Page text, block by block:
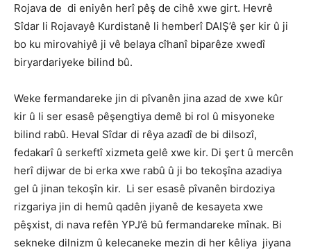
Rojava de di eniyên herî pêş de cihê xwe girt. Hevrê
Sîdar li Rojavayê Kurdistanê li hemberî DAIŞ’ê şer kir û ji
bo ku mirovahiyê ji vê belaya cîhanî biparêze xwedî
biryardariyeke bilind bû.
Weke fermandareke jin di pîvanên jina azad de xwe kûr
kir û li ser esasê pêşengtiya demê bi rol û misyoneke
bilind rabû. Heval Sîdar di rêya azadî de bi dilsozî,
fedakarî û serkeftî xizmeta gelê xwe kir. Di şert û mercên
herî dijwar de bi erka xwe rabû û ji bo tekoşîna azadiya
gel û jinan tekoşîn kir. Li ser esasê pîvanên birdoziya
rizgariya jin di hemû qadên jiyanê de kesayeta xwe
pêşxist, di nava refên YPJ’ê bû fermandareke mînak. Bi
sekneke dilnizm û kelecaneke mezin di her kêliya jiyana